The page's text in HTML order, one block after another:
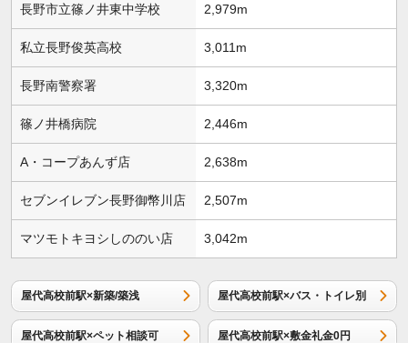
長野市立篠ノ井東中学校 2,979m
私立長野俊英高校 3,011m
長野南警察署 3,320m
篠ノ井橋病院 2,446m
A・コープあんず店 2,638m
セブンイレブン長野御幣川店 2,507m
マツモトキヨシしののい店 3,042m
屋代高校前駅×新築/築浅 屋代高校前駅×バス・トイレ別
屋代高校前駅×ペット相談可 屋代高校前駅×敷金礼金0円